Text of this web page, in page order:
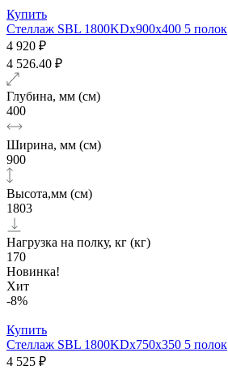
Купить
Стеллаж SBL 1800KDх900x400 5 полок
4 920 ₽
4 526.40 ₽
Глубина, мм (см)
400
Ширина, мм (см)
900
Высота,мм (см)
1803
Нагрузка на полку, кг (кг)
170
Новинка!
Хит
-8%
Купить
Стеллаж SBL 1800KDх750x350 5 полок
4 525 ₽